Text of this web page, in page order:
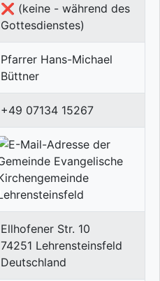
❌ (keine - während des
Gottesdienstes)
Pfarrer Hans-Michael
Büttner
+49 07134 15267
Ellhofener Str. 10
74251 Lehrensteinsfeld
Deutschland